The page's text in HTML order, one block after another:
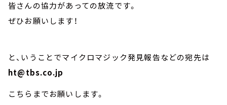
皆さんの協力があっての放流です。
ぜひお願いします！
と、いうことでマイクロマジック発見報告などの宛先は
ht@tbs.co.jp
こちらまでお願いします。